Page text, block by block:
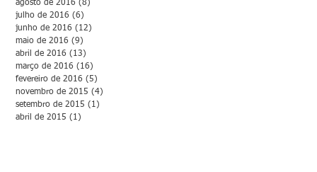
agosto de 2016 (8)
julho de 2016 (6)
junho de 2016 (12)
maio de 2016 (9)
abril de 2016 (13)
março de 2016 (16)
fevereiro de 2016 (5)
novembro de 2015 (4)
setembro de 2015 (1)
abril de 2015 (1)